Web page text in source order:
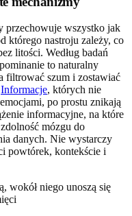
przechowuje wszystko jak
którego nastroju zależy, co
litości. Według badań
to naturalny
filtrować szum i zostawiać
Informacje, których nie
po prostu znikają
informacyjne, na które
mózgu do
danych. Nie wystarczy
powtórek, kontekście i